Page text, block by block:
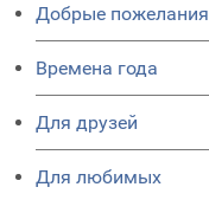
Добрые пожелания
Времена года
Для друзей
Для любимых